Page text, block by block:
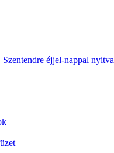
Szentendre éjjel-nappal nyitva